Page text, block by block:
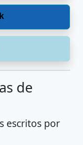
de
escritos por